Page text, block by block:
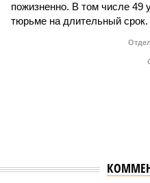
пожизненно. В том числе 49
тюрьме на длительный срок.